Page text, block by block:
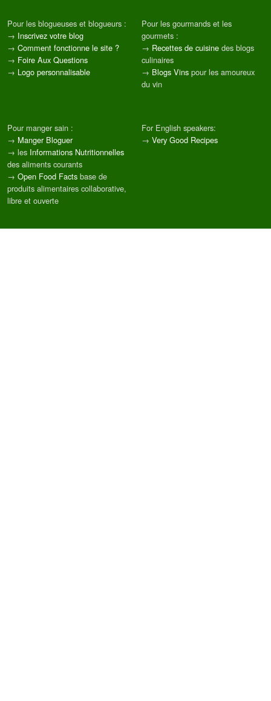
Pour les blogueuses et blogueurs :
→ Inscrivez votre blog
→ Comment fonctionne le site ?
→ Foire Aux Questions
→ Logo personnalisable
Pour les gourmands et les
gourmets :
→ Recettes de cuisine des blogs
culinaires
→ Blogs Vins pour les amoureux
du vin
Pour manger sain :
→ Manger Bloguer
→ les Informations Nutritionnelles
des aliments courants
→ Open Food Facts base de
produits alimentaires collaborative,
libre et ouverte
For English speakers:
→ Very Good Recipes